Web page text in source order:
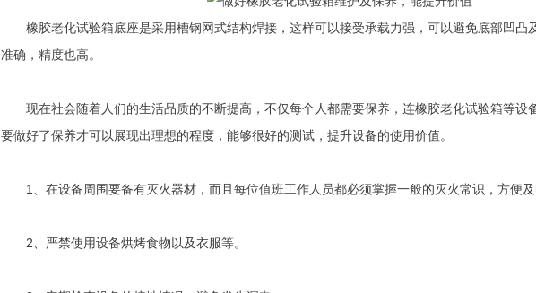
橡胶老化试验箱底座是采用槽钢网式结构焊接，这样可以接受承载力强，可以避免底部凹凸
准确，精度也高。
现在社会随着人们的生活品质的不断提高，不仅每个人都需要保养，连橡胶老化试验箱等设
要做好了保养才可以展现出理想的程度，能够很好的测试，提升设备的使用价值。
1、在设备周围要备有灭火器材，而且每位值班工作人员都必须掌握一般的灭火常识，方便及
2、严禁使用设备烘烤食物以及衣服等。